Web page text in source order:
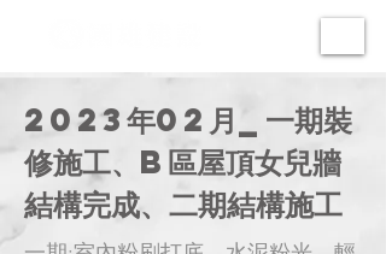
2023年02月_一期裝
修施工、B區屋頂女兒牆
結構完成、二期結構施工